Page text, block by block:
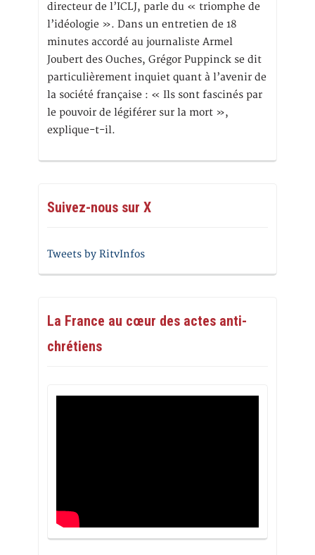
directeur de l’ICLJ, parle du « triomphe de
l’idéologie ». Dans un entretien de 18
minutes accordé au journaliste Armel
Joubert des Ouches, Grégor Puppinck se dit
particulièrement inquiet quant à l’avenir de
la société française : « Ils sont fascinés par
le pouvoir de légiférer sur la mort »,
explique-t-il.
Suivez-nous sur X
Tweets by RitvInfos
La France au cœur des actes anti-
chrétiens